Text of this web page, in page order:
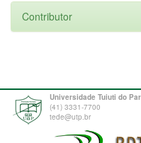
Contributor
Universidade Tuiuti do
(41) 3331-7700
tede@utp.br